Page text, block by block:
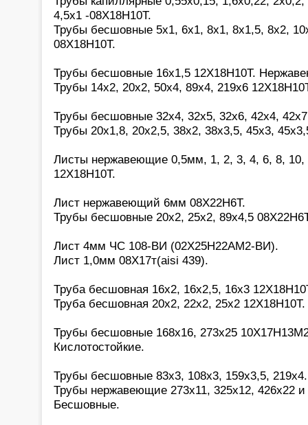
4,5х1 -08Х18Н10Т.
Трубы бесшовные 5х1, 6х1, 8х1, 8х1,5, 8х2,
08Х18Н10Т.
Трубы бесшовные 16х1,5 12Х18Н10Т.
Трубы 14х2, 20х2, 50х4, 89х4, 219х6
Трубы бесшовные 32х4, 32х5, 32х6, 42х4,
Трубы 20х1,8, 20х2,5, 38х2, 38х3,5, 45х3,
Листы нержавеющие 0,5мм, 1, 2, 3, 4, 6, 8, 10,
12Х18Н10Т.
Лист нержавеющий 6мм 08Х22Н6Т.
Трубы бесшовные 20х2, 25х2, 89х4,5
Лист 4мм ЧС 108-ВИ (02Х25Н22АМ2-ВИ).
Лист 1,0мм 08Х17т(aisi 439).
Труба бесшовная 16х2, 16х2,5, 16х3
Труба бесшовная 20х2, 22х2, 25х2 12Х18Н10Т.
Трубы бесшовные 168х16, 273х25
Кислотостойкие.
Трубы бесшовные 83х3, 108х3, 159х3,5,
Трубы нержавеющие 273х11, 325х12, 426х22 и
Бесшовные.